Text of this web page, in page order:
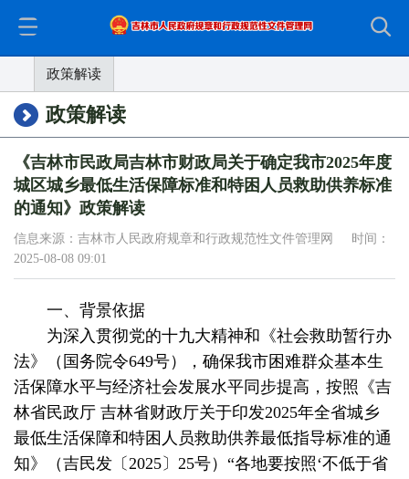
政策解读
政策解读
《吉林市民政局吉林市财政局关于确定我市2025年度
城区城乡最低生活保障标准和特困人员救助供养标准
的通知》政策解读
信息来源：吉林市人民政府规章和行政规范性文件管理网 时间：
2025-08-08 09:01
一、背景依据
为深入贯彻党的十九大精神和《社会救助暂行办
法》（国务院令649号），确保我市困难群众基本生
活保障水平与经济社会发展水平同步提高，按照《吉
林省民政厅 吉林省财政厅关于印发2025年全省城乡
最低生活保障和特困人员救助供养最低指导标准的通
知》（吉民发〔2025〕25号）“各地要按照‘不低于省